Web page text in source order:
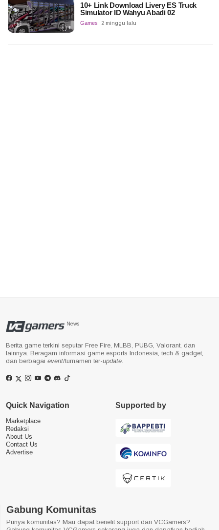
10+ Link Download Livery ES Truck
Simulator ID Wahyu Abadi 02
Games 2 minggu lalu
News
Berita game terkini seputar Free Fire, MLBB, PUBG, Valorant, dan
lainnya. Beragam informasi game esports Indonesia, tech & gadget,
dan berbagai event/turnamen ter-update
Quick Navigation
Marketplace
Redaksi
About Us
Contact Us
Advertise
Supported by
Gabung Komunitas
Punya komunitas? Mau dapat benefit support dari VCGamers?